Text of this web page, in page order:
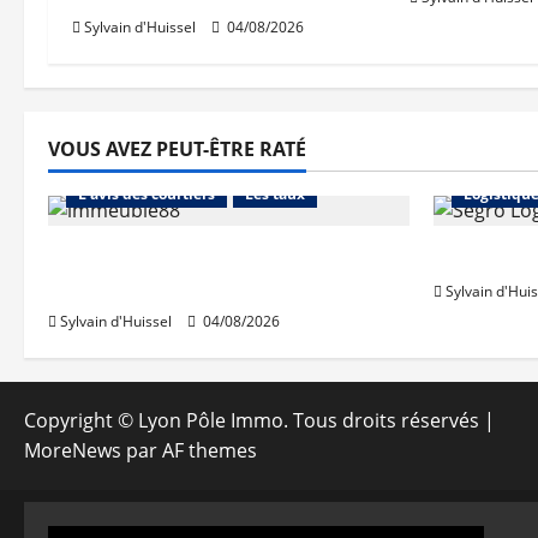
Sylvain d'Huissel 04/08/2026
VOUS AVEZ PEUT-ÊTRE RATÉ
Abonnés
Financement
L'avis des courtiers
Les taux
Sylvain d'Huissel 04/08/2026
Logistique
Sylvain
Copyright © Lyon Pôle Immo. Tous droits réservés |
MoreNews par AF themes